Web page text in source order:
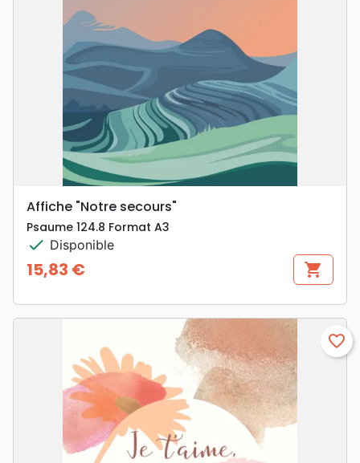
Affiche "Notre secours"
Psaume 124.8 Format A3
check Disponible
Prix
15,83 € shopping_cart
favorite_border